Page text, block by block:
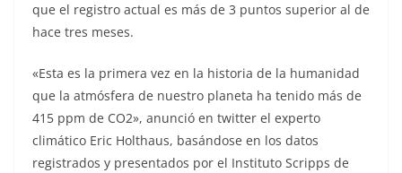
que el registro actual es más de 3 puntos superior al de
hace tres meses.
«Esta es la primera vez en la historia de la humanidad
que la atmósfera de nuestro planeta ha tenido más de
415 ppm de CO2», anunció en twitter el experto
climático Eric Holthaus, basándose en los datos
registrados y presentados por el Instituto Scripps de